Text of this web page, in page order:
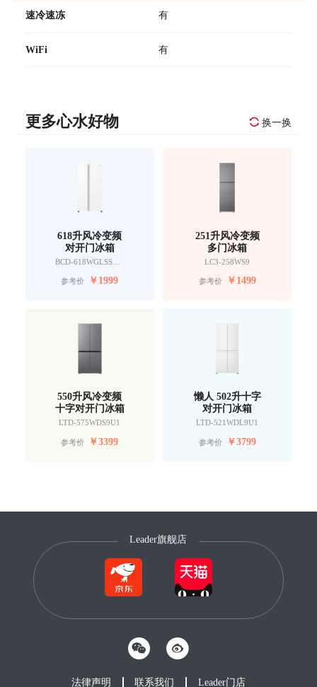
速冷速冻 有
WiFi 有
更多心水好物 换一换
618升风冷变频
对开门冰箱
BCD-618WGLSSEDW9
参考价 ￥1999
251升风冷变频
多门冰箱
LC3-258WS9
参考价 ￥1499
550升风冷变频
十字对开门冰箱
LTD-575WDS9U1
参考价 ￥3399
懒人 502升十字
对开门冰箱
LTD-521WDL9U1
参考价 ￥3799
Leader旗舰店
法律声明 联系我们 Leader门店